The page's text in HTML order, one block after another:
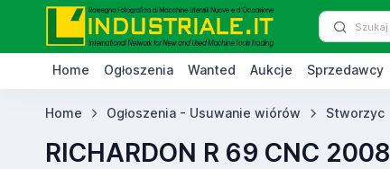
Home Ogłoszenia Wanted Aukcje Sprzedawcy
Home Ogłoszenia - Usuwanie wiórów Stworzyc
RICHARDON R 69 CNC 2008